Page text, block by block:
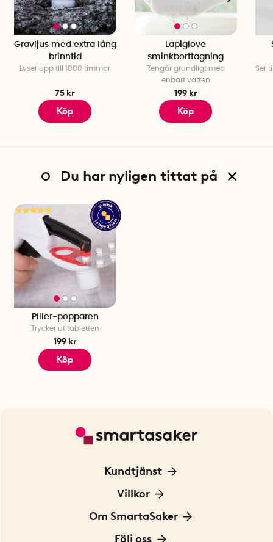
Gravljus med extra lång
brinntid
Lyser upp till 1000 timmar
75 kr
Köp
Lapiglove
sminkborttagning
Rengör grundligt med
enbart vatten
199 kr
Köp
Ser
Du har nyligen tittat på
Piller-popparen
Trycker ut tabletten
199 kr
Köp
Kundtjänst
Kontakta oss
För Företag
Villkor
Frakt och leverans
Personuppgiftspolicy
Om SmartaSaker
Om oss
Följ oss